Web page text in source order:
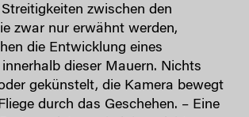
zwischen den
zwar nur erwähnt werden,
die Entwicklung eines
dieser Mauern. Nichts
gekünstelt, die Kamera bewegt
durch das Geschehen. – Eine